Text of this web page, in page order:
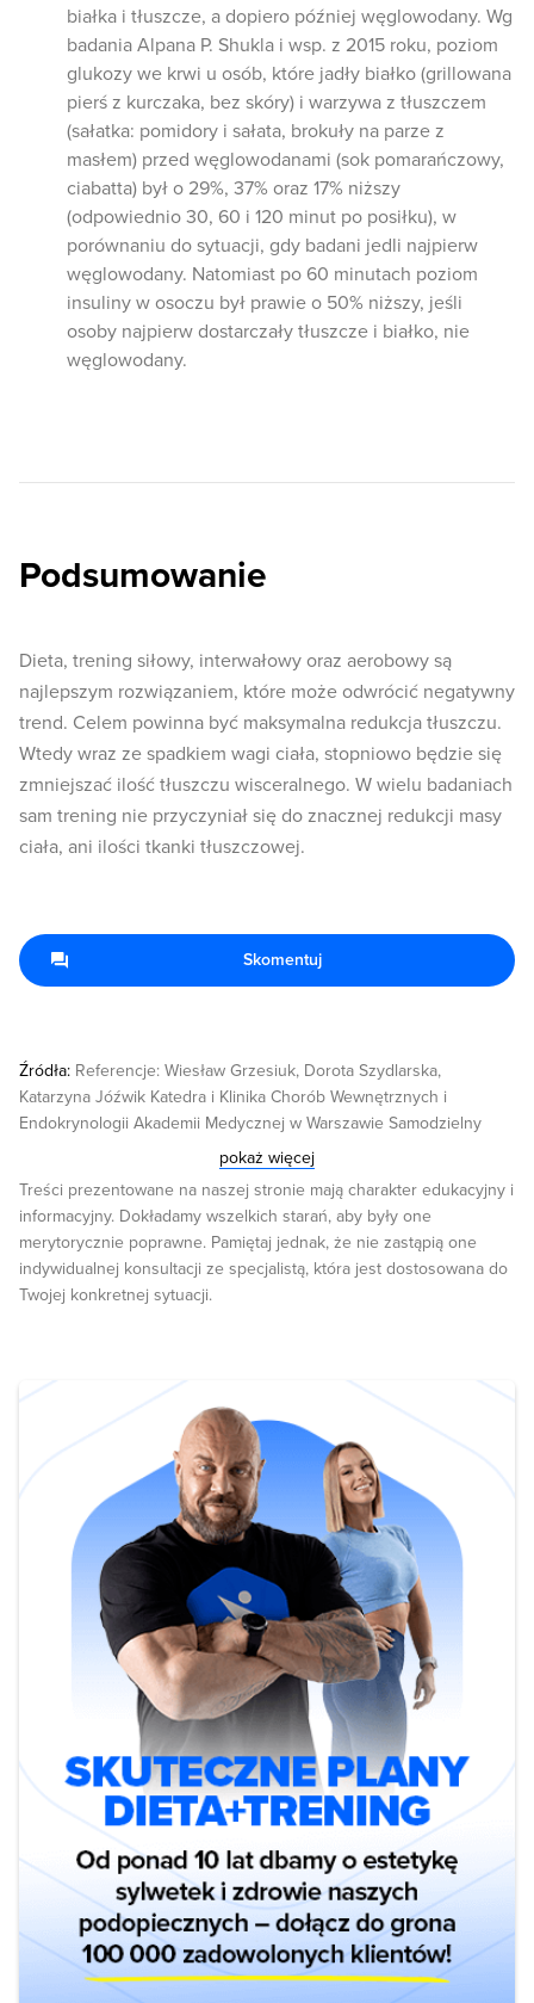
białka i tłuszcze, a dopiero później węglowodany. Wg
badania Alpana P. Shukla i wsp. z 2015 roku, poziom
glukozy we krwi u osób, które jadły białko (grillowana
pierś z kurczaka, bez skóry) i warzywa z tłuszczem
(sałatka: pomidory i sałata, brokuły na parze z
masłem) przed węglowodanami (sok pomarańczowy,
ciabatta) był o 29%, 37% oraz 17% niższy
(odpowiednio 30, 60 i 120 minut po posiłku), w
porównaniu do sytuacji, gdy badani jedli najpierw
węglowodany. Natomiast po 60 minutach poziom
insuliny w osoczu był prawie o 50% niższy, jeśli
osoby najpierw dostarczały tłuszcze i białko, nie
węglowodany.
Podsumowanie
Dieta, trening siłowy, interwałowy oraz aerobowy są
najlepszym rozwiązaniem, które może odwrócić negatywny
trend. Celem powinna być maksymalna redukcja tłuszczu.
Wtedy wraz ze spadkiem wagi ciała, stopniowo będzie się
zmniejszać ilość tłuszczu wisceralnego. W wielu badaniach
sam trening nie przyczyniał się do znacznej redukcji masy
ciała, ani ilości tkanki tłuszczowej.
Źródła: Referencje: Wiesław Grzesiuk, Dorota Szydlarska,
Katarzyna Jóźwik Katedra i Klinika Chorób Wewnętrznych i
Endokrynologii Akademii Medycznej w Warszawie Samodzielny
Publiczny Szpital Kliniczny Akademii Medycznej w Warszawie
„Insulinooporność w endokrynopatiach” Martin O. Weickert
„Nutritional Modulation of Insulin Resistance” Nordmann AJ
“Effects of low-carbohydrate vs low-fat diets on weight loss and
cardiovascular risk factors: a meta-analysis of randomized
controlled trials”. https://www.ncbi.nlm.nih.gov/pubmed/16476868
“Aerobic exercise but not resistance exercise reduces intrahepatic
10.1152/ajpendo.00285.2013. Epub 2013 Sep
17. http://www.ncbi.nlm.nih.gov/pubmed/24045865 Hairston KG1,
Bryer-Ash M, Norris JM, Haffner S, Bowden DW, Wagenknecht LE.
“Sleep duration and five-year abdominal fat accumulation in a
minority cohort: the IRAS family study”. Alpana P. Shukla, Radu G.
Iliescu, Catherine E. Thomas and Louis J. Aronne “Food Order Has
a Significant Impact on Postprandial Glucose and Insulin” Levels
Diabetes Care
2015 http://care.diabetesjournals.org/content/38/7/e98.full.pdf+html?
sid=53707a7d-4709-4653-8d1f-19b39df62062 Paul J. Arciero,
Daniel Baur, Scott Connelly, and Michael J. Ormsbee “Timed-daily
ingestion of whey protein and exercise training reduces visceral
adipose tissue mass and improves insulin resistance: the PRISE
study” https://www.physiology.org/doi/abs/10.1152/
url_ver=Z39.88-
2003&rfr_id=ori%3Arid%3Acrossref.org&rfr_dat=cr_pub%3Dpubmed
pokaż więcej
Treści prezentowane na naszej stronie mają charakter edukacyjny i
informacyjny. Dokładamy wszelkich starań, aby były one
merytorycznie poprawne. Pamiętaj jednak, że nie zastąpią one
indywidualnej konsultacji ze specjalistą, która jest dostosowana do
Twojej konkretnej sytuacji.
Skomentuj